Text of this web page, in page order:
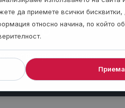
шофьорска книжка.
да приемете всички бисквитки,
относно начина, по който